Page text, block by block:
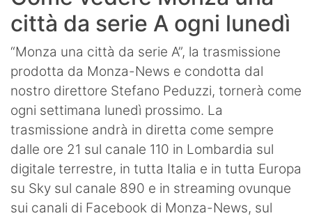
città da serie A ogni lunedì
“Monza una città da serie A”, la trasmissione
prodotta da Monza-News e condotta dal
nostro direttore Stefano Peduzzi, tornerà come
ogni settimana lunedì prossimo. La
trasmissione andrà in diretta come sempre
dalle ore 21 sul canale 110 in Lombardia sul
digitale terrestre, in tutta Italia e in tutta Europa
su Sky sul canale 890 e in streaming ovunque
sui canali di Facebook di Monza-News, sul